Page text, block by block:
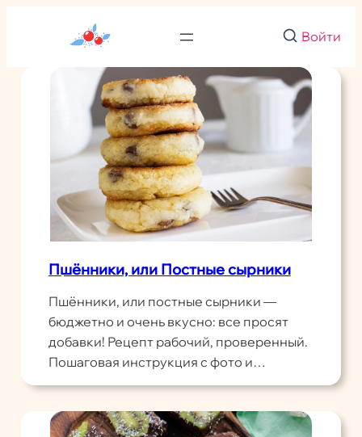
Войти
Пшённики, или Постные сырники
Пшённики, или постные сырники —
бюджетно и очень вкусно: все просят
добавки! Рецепт рабочий, проверенный.
Пошаговая инструкция с фото и…